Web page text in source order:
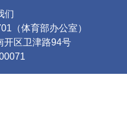
们
（体育部办公室）
开区卫津路94号